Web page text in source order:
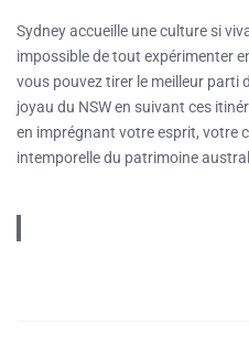
Sydney accueille une culture si
impossible de tout expérimenter
vous pouvez tirer le meilleur parti
joyau du NSW en suivant ces
en imprégnant votre esprit, votre
intemporelle du patrimoine